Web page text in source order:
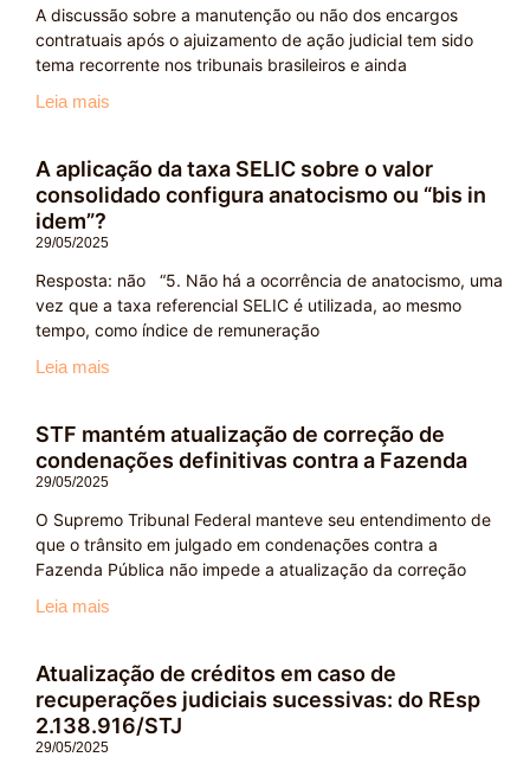
A discussão sobre a manutenção ou não dos encargos
contratuais após o ajuizamento de ação judicial tem sido
tema recorrente nos tribunais brasileiros e ainda
Leia mais
A aplicação da taxa SELIC sobre o valor
consolidado configura anatocismo ou “bis in
idem”?
29/05/2025
Resposta: não “5. Não há a ocorrência de anatocismo, uma
vez que a taxa referencial SELIC é utilizada, ao mesmo
tempo, como índice de remuneração
Leia mais
STF mantém atualização de correção de
condenações definitivas contra a Fazenda
29/05/2025
O Supremo Tribunal Federal manteve seu entendimento de
que o trânsito em julgado em condenações contra a
Fazenda Pública não impede a atualização da correção
Leia mais
Atualização de créditos em caso de
recuperações judiciais sucessivas: do REsp
2.138.916/STJ
29/05/2025